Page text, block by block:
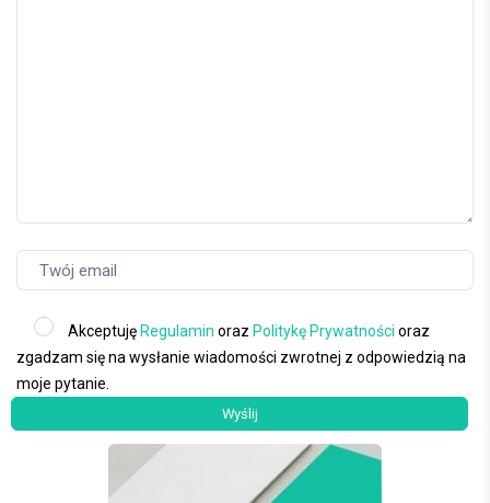
Akceptuję Regulamin oraz Politykę Prywatności oraz
zgadzam się na wysłanie wiadomości zwrotnej z odpowiedzią na
moje pytanie.